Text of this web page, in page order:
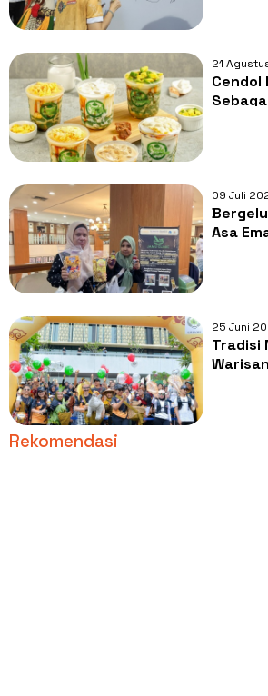
21
Cendol
09 Juli
Asa
25 Juni
Tradisi
Rekomendasi